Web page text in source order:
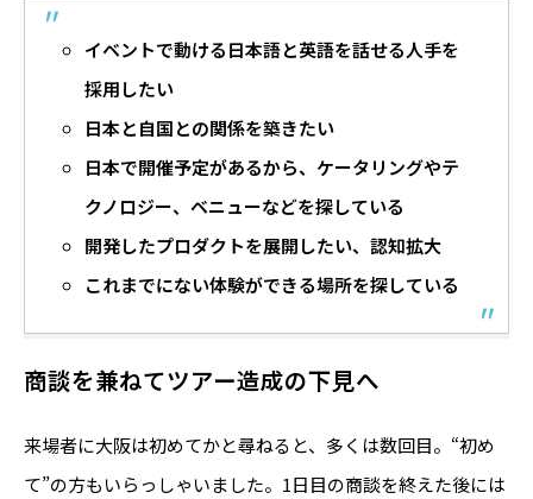
イベントで動ける日本語と英語を話せる人手を
採用したい
日本と自国との関係を築きたい
日本で開催予定があるから、ケータリングやテ
クノロジー、ベニューなどを探している
開発したプロダクトを展開したい、認知拡大
これまでにない体験ができる場所を探している
商談を兼ねてツアー造成の下見へ
来場者に大阪は初めてかと尋ねると、多くは数回目。“初め
て”の方もいらっしゃいました。1日目の商談を終えた後には